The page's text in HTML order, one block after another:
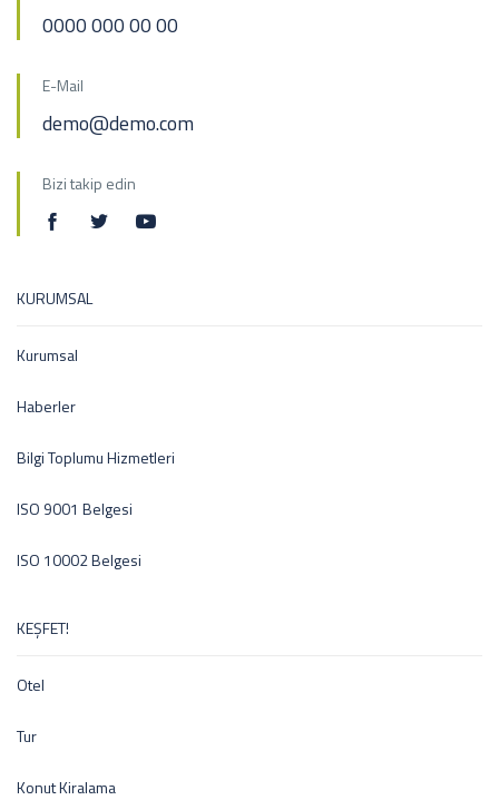
0000 000 00 00
E-Mail
demo@demo.com
Bizi takip edin
KURUMSAL
Kurumsal
Haberler
Bilgi Toplumu Hizmetleri
ISO 9001 Belgesi
ISO 10002 Belgesi
KEŞFET!
Otel
Tur
Konut Kiralama